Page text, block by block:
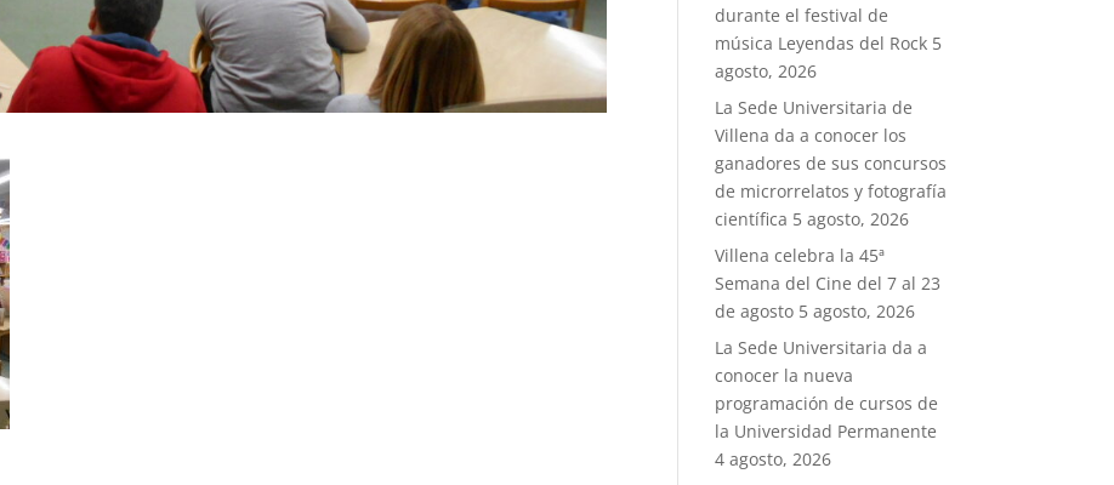
durante el festival de
música Leyendas del Rock 5
agosto, 2026
La Sede Universitaria de
Villena da a conocer los
ganadores de sus concursos
de microrrelatos y fotografía
científica 5 agosto, 2026
Villena celebra la 45ª
Semana del Cine del 7 al 23
de agosto 5 agosto, 2026
La Sede Universitaria da a
conocer la nueva
programación de cursos de
la Universidad Permanente
4 agosto, 2026